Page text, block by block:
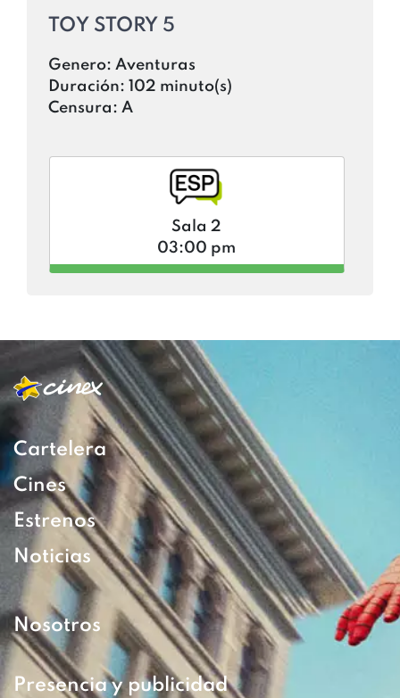
TOY STORY 5
Genero: Aventuras
Duración: 102 minuto(s)
Censura: A
Sala 2
03:00 pm
Cartelera
Cines
Estrenos
Noticias
Nosotros
Presencia y publicidad